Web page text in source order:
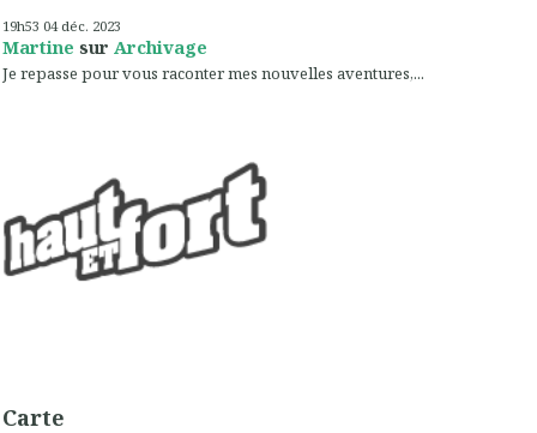
19h53 04 déc. 2023
Martine sur Archivage
Je repasse pour vous raconter mes nouvelles aventures,...
Carte